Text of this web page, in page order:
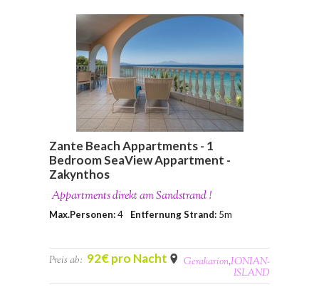
Zante Beach Appartments - 1
Bedroom SeaView Appartment -
Zakynthos
Appartments direkt am Sandstrand !
Max.Personen:4 Entfernung Strand: 5m
Preis ab: 92€ pro Nacht Gerakarion,IONIAN-
ISLAND